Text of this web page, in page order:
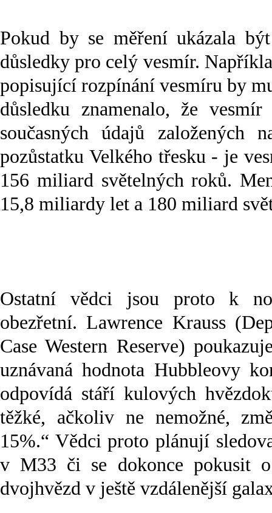
Pokud by se měření ukázala
důsledky pro celý vesmír.
popisující rozpínání vesmíru by
důsledku znamenalo, že
současných údajů založených
pozůstatku Velkého třesku - je
156 miliard světelných roků.
15,8 miliardy let a 180 miliard
Ostatní vědci jsou proto k
obezřetní. Lawrence Krauss
Case Western Reserve)
uznávaná hodnota Hubbleovy
odpovídá stáří kulových
těžké, ačkoliv ne nemožné,
15%.“ Vědci proto plánují
v M33 či se dokonce pokusit o
dvojhvězd v ještě vzdálenější